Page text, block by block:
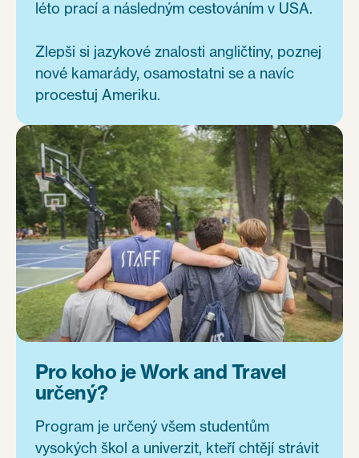
léto prací a následným cestováním v USA.
Zlepši si jazykové znalosti angličtiny, poznej
nové kamarády, osamostatni se a navíc
procestuj Ameriku.
Pro koho je Work and Travel
určený?
Program je určený všem studentům
vysokých škol a univerzit, kteří chtějí strávit